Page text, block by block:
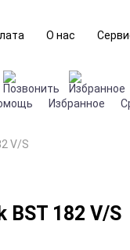
О нас
Избранное
V/S
BST 182 V/S